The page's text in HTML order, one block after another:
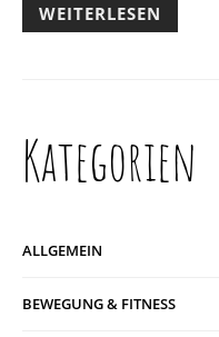
WEITERLESEN
Kategorien
ALLGEMEIN
BEWEGUNG & FITNESS